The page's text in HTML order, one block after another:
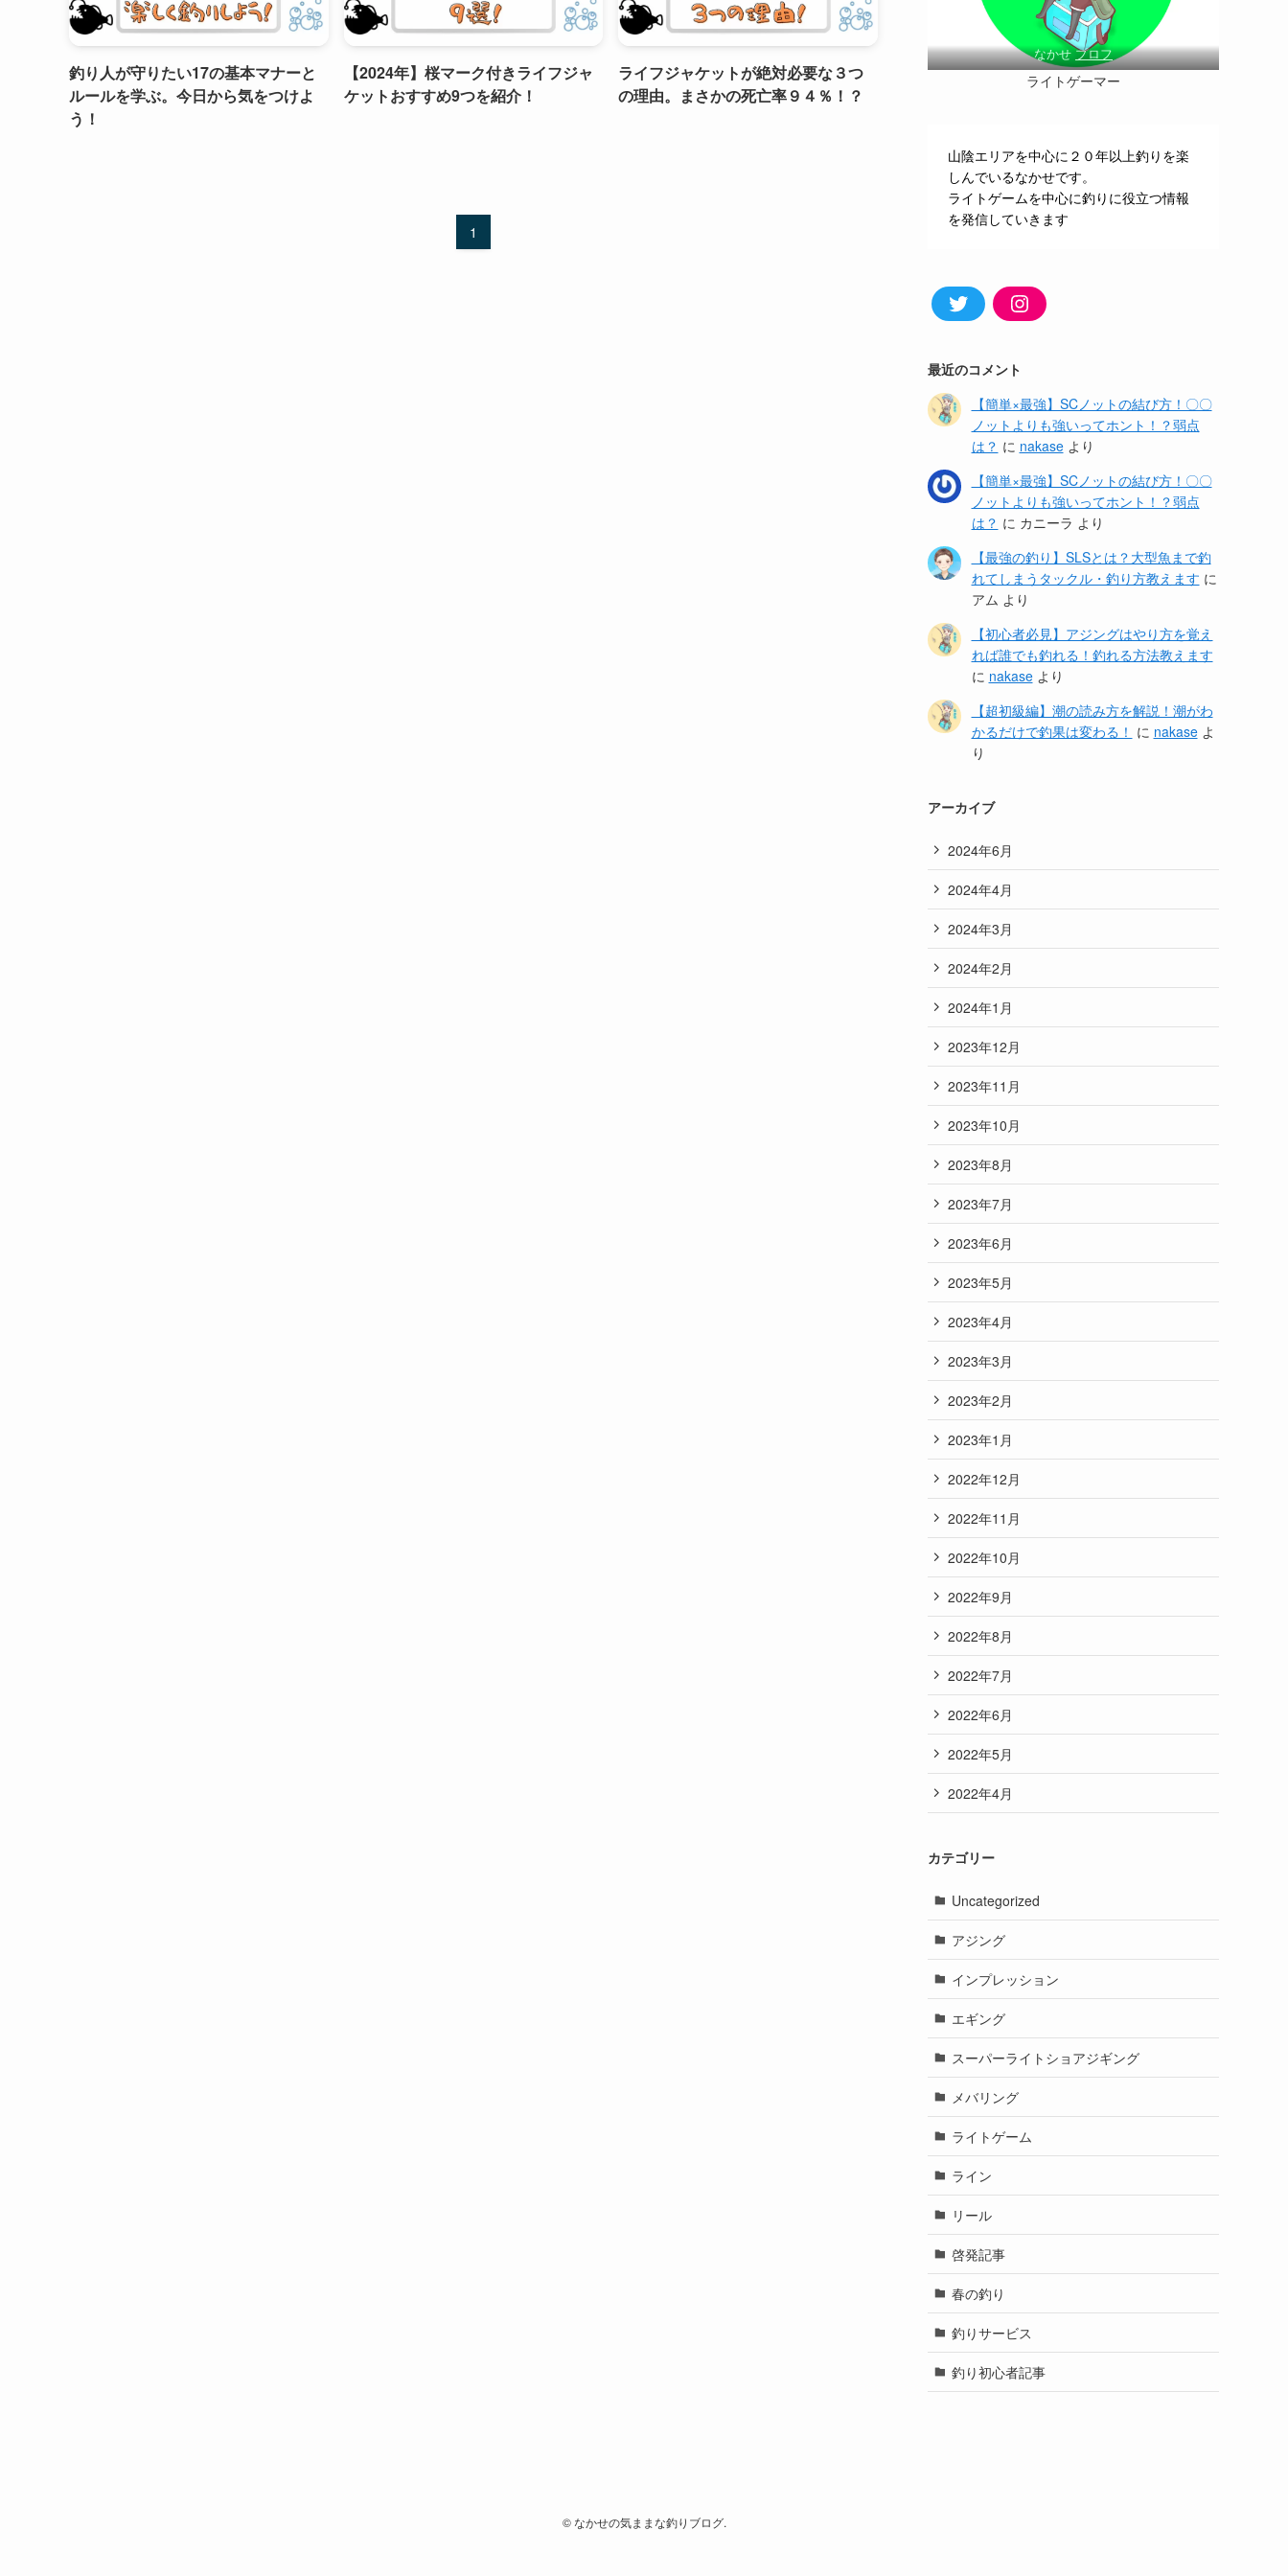
釣り人が守りたい17の基本マナーと
ルールを学ぶ。今日から気をつけよ
う！
【2024年】桜マーク付きライフジャ
ケットおすすめ9つを紹介！
ライフジャケットが絶対必要な３つ
の理由。まさかの死亡率９４％！？
1
なかせプロフ
ライトゲーマー
山陰エリアを中心に２０年以上釣りを楽
しんでいるなかせです。
ライトゲームを中心に釣りに役立つ情報
を発信していきます
TwitterInstagram
最近のコメント
【簡単×最強】SCノットの結び方！〇〇
ノットよりも強いってホント！？弱点
は？ に nakaseより
【簡単×最強】SCノットの結び方！〇〇
ノットよりも強いってホント！？弱点
は？ に カニーラ より
【最強の釣り】SLSとは？大型魚まで釣
れてしまうタックル・釣り方教えます に
アム より
【初心者必見】アジングはやり方を覚え
れば誰でも釣れる！釣れる方法教えます
に nakaseより
【超初級編】潮の読み方を解説！潮がわ
かるだけで釣果は変わる！ に nakaseよ
り
アーカイブ
2024年6月
2024年4月
2024年3月
2024年2月
2024年1月
2023年12月
2023年11月
2023年10月
2023年8月
2023年7月
2023年6月
2023年5月
2023年4月
2023年3月
2023年2月
2023年1月
2022年12月
2022年11月
2022年10月
2022年9月
2022年8月
2022年7月
2022年6月
2022年5月
2022年4月
カテゴリー
Uncategorized
アジング
インプレッション
エギング
スーパーライトショアジギング
メバリング
ライトゲーム
ライン
リール
啓発記事
春の釣り
釣りサービス
釣り初心者記事
©なかせの気ままな釣りブログ.